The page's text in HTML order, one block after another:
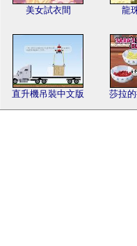
美女試衣間 龍
直升機吊裝中文版 莎拉